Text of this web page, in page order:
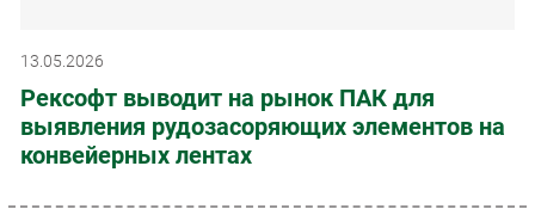
13.05.2026
Рексофт выводит на рынок ПАК для
выявления рудозасоряющих элементов на
конвейерных лентах